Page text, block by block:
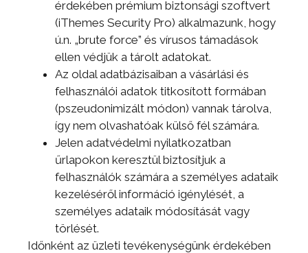
érdekében prémium biztonsági szoftvert
(iThemes Security Pro) alkalmazunk, hogy
ú.n. „brute force” és vírusos támadások
ellen védjük a tárolt adatokat.
Az oldal adatbázisaiban a vásárlási és
felhasználói adatok titkosított formában
(pszeudonimizált módon) vannak tárolva,
így nem olvashatóak külső fél számára.
Jelen adatvédelmi nyilatkozatban
űrlapokon keresztül biztosítjuk a
felhasználók számára a személyes adataik
kezeléséről információ igénylését, a
személyes adataik módosítását vagy
törlését.
Időnként az üzleti tevékenységünk érdekében